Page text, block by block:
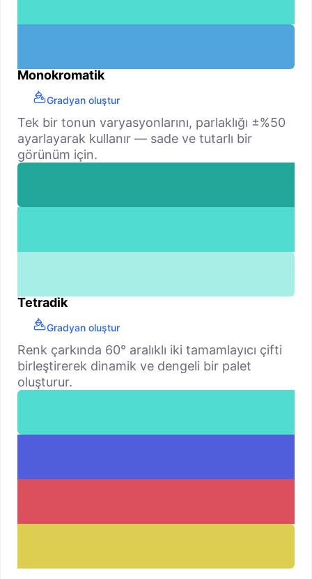
Monokromatik
Gradyan oluştur
Tek bir tonun varyasyonlarını, parlaklığı ±%50
ayarlayarak kullanır — sade ve tutarlı bir
görünüm için.
Tetradik
Gradyan oluştur
Renk çarkında 60° aralıklı iki tamamlayıcı çifti
birleştirerek dinamik ve dengeli bir palet
oluşturur.